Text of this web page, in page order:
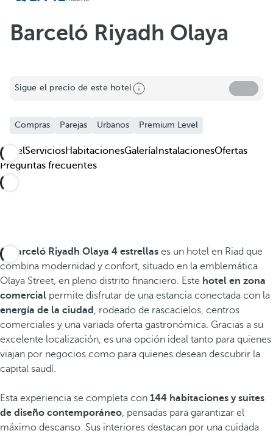
Barceló Riyadh Olaya
Sigue el precio de este hotel
Compras Parejas Urbanos Premium Level
HotelServiciosHabitacionesGalería InstalacionesOfertas
Preguntas frecuentes
El Barceló Riyadh Olaya 4 estrellas es un hotel en Riad que
combina modernidad y confort, situado en la emblemática
Olaya Street, en pleno distrito financiero. Este hotel en zona
comercial permite disfrutar de una estancia conectada con la
energía de la ciudad , rodeado de rascacielos, centros
comerciales y una variada oferta gastronómica. Gracias a su
excelente localización, es una opción ideal tanto para quienes
viajan por negocios como para quienes desean descubrir la
capital saudí.
Esta experiencia se completa con 144 habitaciones y suites
de diseño contemporáneo, pensadas para garantizar el
máximo descanso. Sus interiores destacan por una cuidada